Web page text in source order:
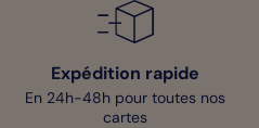
Expédition rapide
En 24h-48h pour toutes nos
cartes